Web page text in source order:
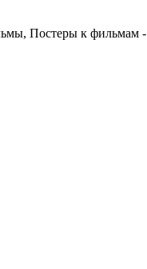
Постеры к фильмам -